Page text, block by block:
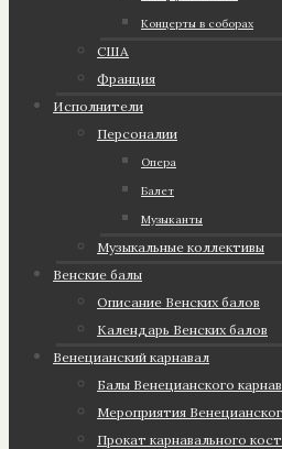
Концерты в соборах
США
Франция
Исполнители
Персоналии
Опера
Балет
Музыканты
Музыкальные коллективы
Венские балы
Описание Венских балов
Календарь Венских балов
Венецианский карнавал
Балы Венецианского
Мероприятия
Прокат карнавального